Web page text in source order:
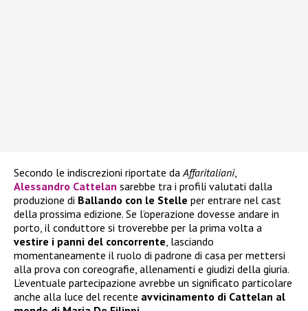
Secondo le indiscrezioni riportate da Affaritaliani,
Alessandro Cattelan sarebbe tra i profili valutati dalla
produzione di Ballando con le Stelle per entrare nel cast
della prossima edizione. Se l’operazione dovesse andare in
porto, il conduttore si troverebbe per la prima volta a
vestire i panni del concorrente , lasciando
momentaneamente il ruolo di padrone di casa per mettersi
alla prova con coreografie, allenamenti e giudizi della giuria.
L’eventuale partecipazione avrebbe un significato particolare
anche alla luce del recente avvicinamento di Cattelan al